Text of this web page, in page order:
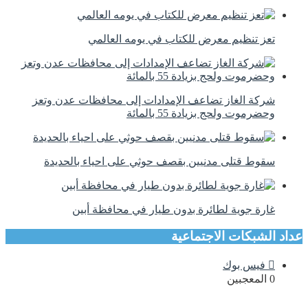
تعز تنظيم معرض للكتاب في يومه العالمي
شركة الغاز تضاعف الإمدادات إلى محافظات عدن وتعز
وحضرموت ولحج بزيادة 55 بالمائة
سقوط قتلى مدنيين بقصف حوثي على احياء بالحديدة
غارة جوية لطائرة بدون طيار في محافظة أبين
عداد الشبكات الاجتماعية
فيس بوك
0 المعجبين